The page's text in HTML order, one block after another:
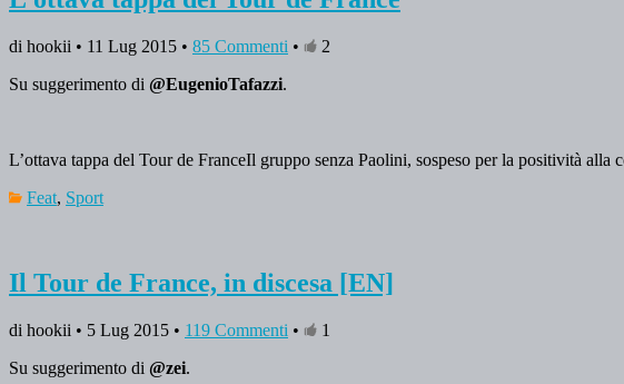
di hookii • 11 Lug 2015 • 85 Commenti •
2
Su suggerimento di @EugenioTafazzi.
L’ottava tappa del Tour de FranceIl gruppo senza Paolini, sospeso per la positività alla
Feat, Sport
Il Tour de France, in discesa [EN]
di hookii • 5 Lug 2015 • 119 Commenti •
1
Su suggerimento di @zei.